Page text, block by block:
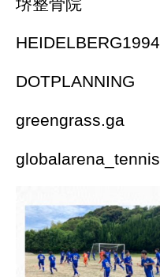
HEIDELBERG1994
DOTPLANNING
greengrass.ga
globalarena_tennis